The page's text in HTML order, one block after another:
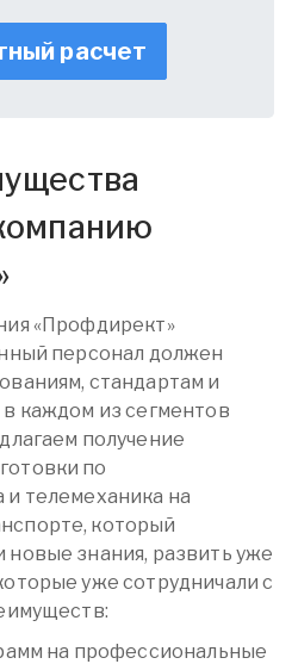
расчет
«Профдирект»
персонал должен
стандартам и
каждом из сегментов
получение
по
телемеханика на
который
знания, развить уже
уже сотрудничали с
на профессиональные